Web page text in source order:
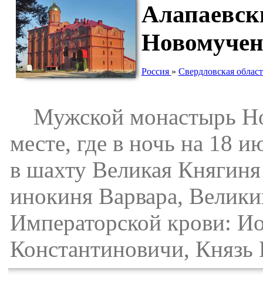
Россия » Свердловская
Мужской монастырь
месте, где в ночь на 18
в шахту Великая
инокиня Варвара,
Императорской крови:
Константиновичи,